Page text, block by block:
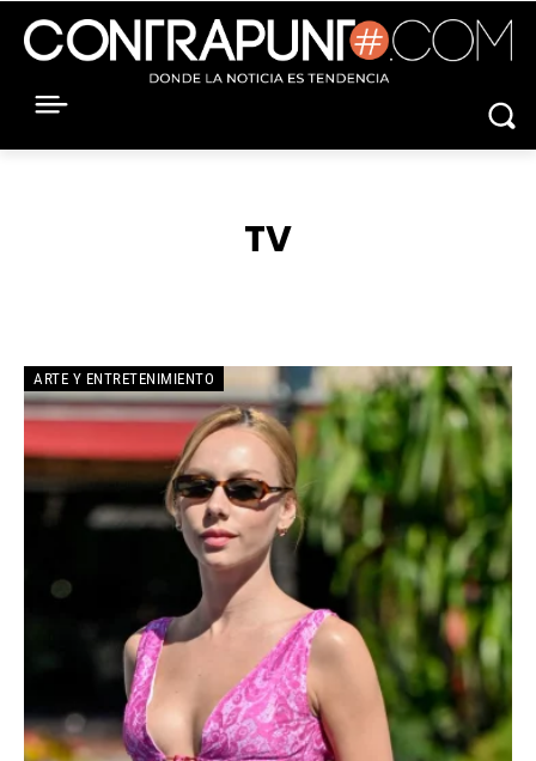
TV
ARTE Y ENTRETENIMIENTO